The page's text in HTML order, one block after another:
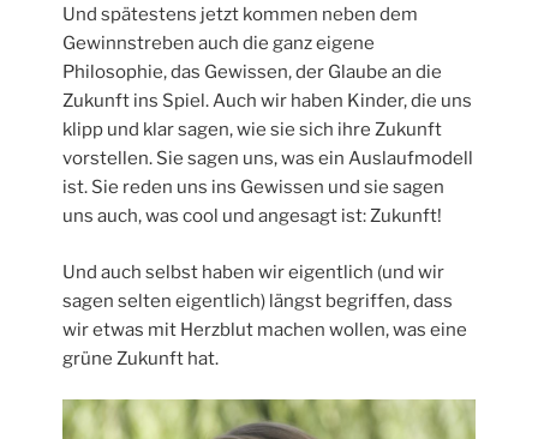
Und spätestens jetzt kommen neben dem
Gewinnstreben auch die ganz eigene
Philosophie, das Gewissen, der Glaube an die
Zukunft ins Spiel. Auch wir haben Kinder, die uns
klipp und klar sagen, wie sie sich ihre Zukunft
vorstellen. Sie sagen uns, was ein Auslaufmodell
ist. Sie reden uns ins Gewissen und sie sagen
uns auch, was cool und angesagt ist: Zukunft!
Und auch selbst haben wir eigentlich (und wir
sagen selten eigentlich) längst begriffen, dass
wir etwas mit Herzblut machen wollen, was eine
grüne Zukunft hat.